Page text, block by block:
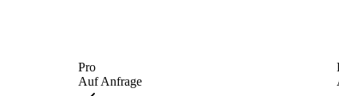
Pro
Auf Anfrage